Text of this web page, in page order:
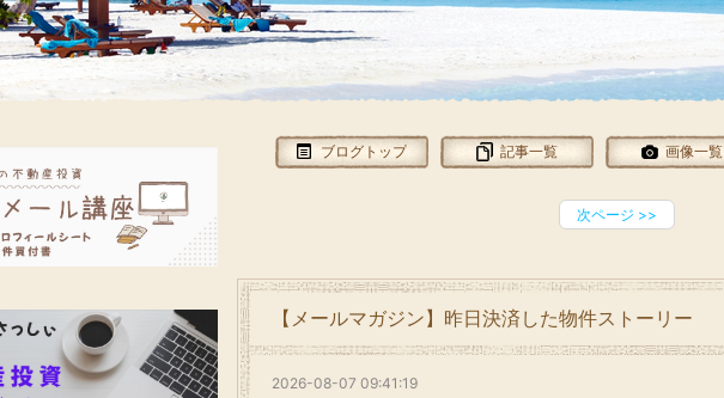
ブログトップ 記事一覧 画像一覧
次ページ >>
【メールマガジン】昨日決済した物件ストーリー
2026-08-07 09:41:19